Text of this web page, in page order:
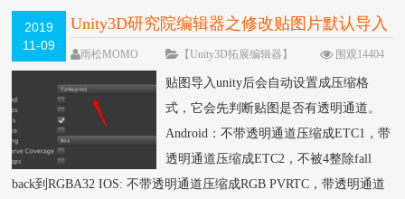
2019
11-09
Unity3D研究院编辑器之修改贴图片默认导入
规则（三十五）
雨松MOMO 【Unity3D拓展编辑器】
围观14404
次
9 条评论
贴图导入unity后会自动设置成压缩格
式，它会先判断贴图是否有透明通道。
Android：不带透明通道压缩成ETC1，带
透明通道压缩成ETC2，不被4整除fall
back到RGBA32 IOS: 不带透明通道压缩成RGB PVRTC，带透明通道